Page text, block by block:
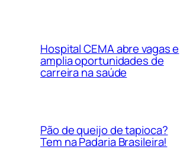
Hospital CEMA abre vagas e
amplia oportunidades de
carreira na saúde
Pão de queijo de tapioca?
Tem na Padaria Brasileira!